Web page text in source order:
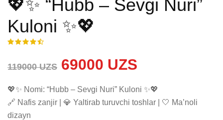
💖✨ “Hubb – Sevgi Nuri”
Kuloni ✨💖
119000 UZS 69000 UZS
💖✨ Nomi: “Hubb – Sevgi Nuri” Kuloni ✨💖
🔗 Nafis zanjir | 💎 Yaltirab turuvchi toshlar | 🤍 Ma’noli
dizayn